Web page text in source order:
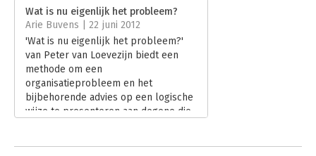
Verschijningsdatum:
28-10-2016
Hoofdrubriek: Advisering
Wat is nu eigenlijk het probleem?
Arie Buvens | 22 juni 2012
'Wat is nu eigenlijk het probleem?'
van Peter van Loevezijn biedt een
methode om een
organisatieprobleem en het
bijbehorende advies op een logische
wijze te presenteren aan degene die